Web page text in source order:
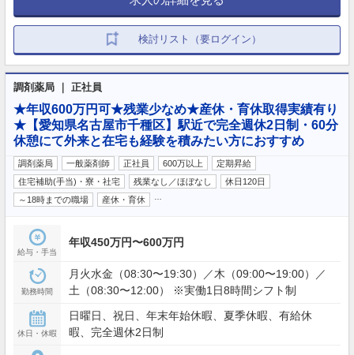
検討リスト（要ログイン）
調剤薬局 ｜ 正社員
★年収600万円可★残業少なめ★産休・育休取得実績有り
★【愛知県名古屋市千種区】駅近で完全週休2日制・60分
休憩にて外来と在宅も経験を積みたい方におすすめ
調剤薬局 一般薬剤師 正社員 600万以上
定期昇給
住宅補助(手当)・寮・社宅
残業なし／ほぼなし
休日120日
～18時までの職場
産休・育休
給与・手当
年収450万円〜600万円
勤務時間
月火水金（08:30〜19:30）／木（09:00〜19:00）／
土（08:30〜12:00） ※実働1日8時間シフト制
休日・休暇
日曜日、祝日、年末年始休暇、夏季休暇、有給休
暇、完全週休2日制